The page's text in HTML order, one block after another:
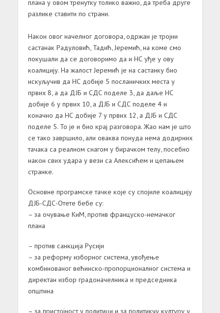
плана у овом тренутку толико важно, да треба друге
разлике ставити по страни.
Након овог начелног договора, одржан је тројни
састанак Радуловић, Тадић, Јеремић, на коме смо
покушали да се договоримо да и НС уђе у ову
коалицију. На жалост Јеремић је на састанку био
искуључив да НС добије 5 посланичких места у
првих 8, а да ДЈБ и СДС поделе 3, да даље НС
добије 6 у првих 10, а ДЈБ и СДС поделе 4 и
коначно да НС добије 7 у првих 12, а ДЈБ и СДС
поделе 5. То је и био крај разговора. Жао нам је што
се тако завршило, али оваква понуда нема додирних
тачака са реалном снагом у бирачком телу, посебно
након свих удара у вези са Алексићем и цепањем
странке.
Основне програмске тачке које су спојиле коалицију
ДЈБ-СДС-Отете бебе су:
– за очување КиМ, против француско-немачког
плана
– против санкција Русији
– за реформу изборног система, увођење
комбинованог већинско-пропорционалног система и
директан избор градоначелника и председника
општина
– за пристојност у политици и за политикчу културу у